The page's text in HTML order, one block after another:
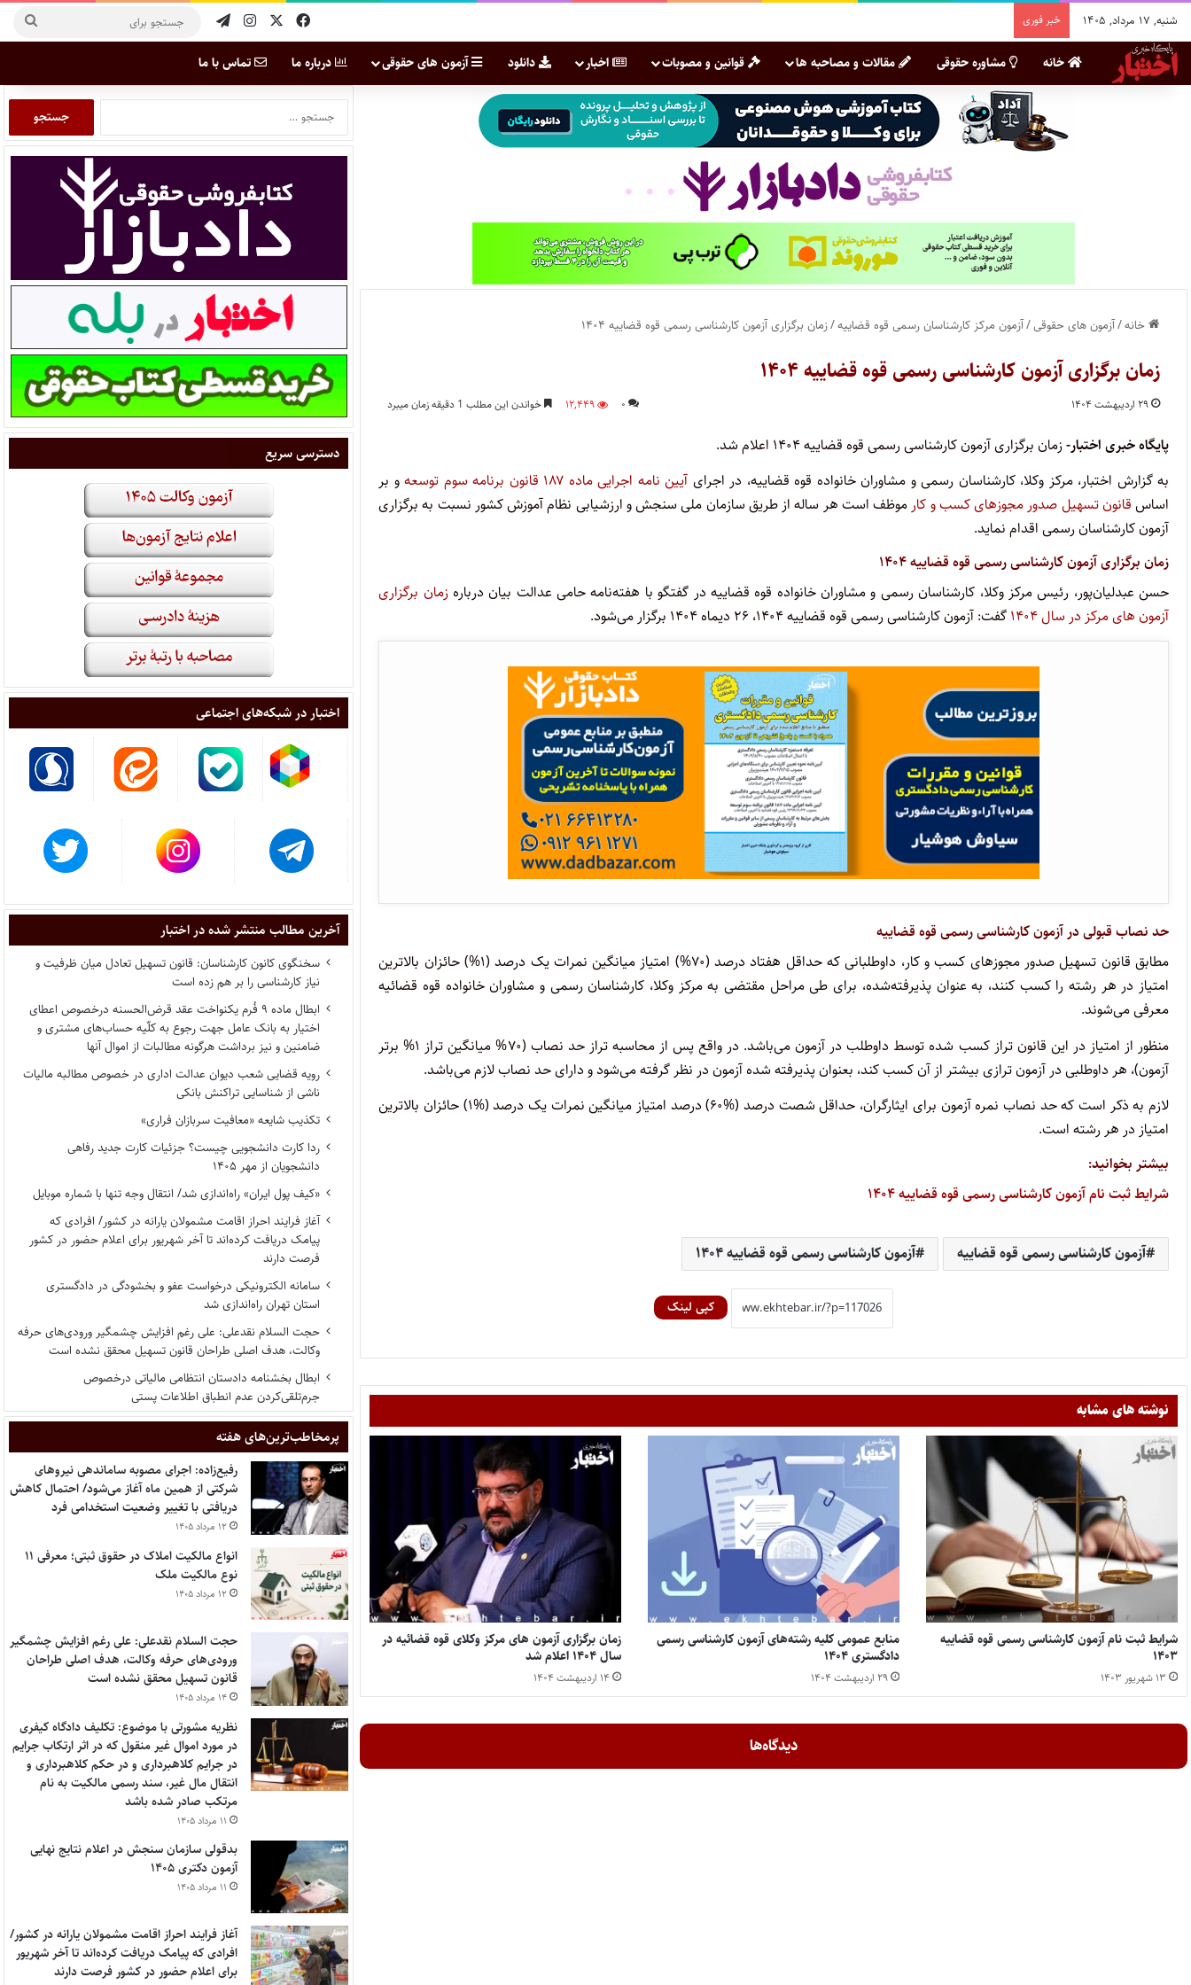
شنبه, ۱۷ مرداد, ۱۴۰۵ خبر فوری
خانه مشاوره حقوقی مقالات و مصاحبه ها قوانین و مصوبات اخبار دانلود آزمون های حقوقی درباره ما تماس با ما
خانه/آزمون های حقوقی/آزمون مرکز کارشناسان رسمی قوه قضاییه/زمان برگزاری آزمون کارشناسی رسمی قوه قضاییه ۱۴۰۴
زمان برگزاری آزمون کارشناسی رسمی قوه قضاییه ۱۴۰۴
۲۹ اردیبهشت ۱۴۰۴ ۰ ۱۲,۴۴۹ خواندن این مطلب 1 دقیقه زمان میبرد
پایگاه خبری اختبار-زمان برگزاری آزمون کارشناسی رسمی قوه قضاییه ۱۴۰۴ اعلام شد.
به گزارش اختبار، مرکز وکلا، کارشناسان رسمی و مشاوران خانواده قوه قضاییه، در اجرای آیین نامه اجرایی ماده ۱۸۷ قانون برنامه سوم توسعه
و بر
اساس قانون تسهیل صدور مجوزهای کسب و کار موظف است هر ساله از طریق سازمان ملی سنجش و ارزشیابی نظام آموزش کشور نسبت به برگزاری
آزمون کارشناسان رسمی اقدام نماید.
زمان برگزاری آزمون کارشناسی رسمی قوه قضاییه ۱۴۰۴
حسن عبدلیان‌پور، رئیس مرکز وکلا، کارشناسان رسمی و مشاوران خانواده قوه قضاییه در گفتگو با هفته‌نامه حامی عدالت بیان دربارهزمان برگزاری
آزمون های مرکز در سال ۱۴۰۴
گفت: آزمون کارشناسی رسمی قوه قضاییه ۱۴۰۴، ۲۶ دیماه ۱۴۰۴ برگزار می‌شود.
حد نصاب قبولی درآزمون کارشناسی رسمی قوه قضاییه
مطابق قانون تسهیل صدور مجوزهای کسب و کار، داوطلبانی که حداقل هفتاد درصد (۷۰%) امتیاز میانگین نمرات یک درصد (۱%) حائزان بالاترین
امتیاز در هر رشته را کسب کنند، به عنوان پذیرفته‌شده، برای طی مراحل مقتضی به مرکز وکلا، کارشناسان رسمی و مشاوران خانواده قوه قضائیه
معرفی می‌شوند.
منظور از امتیاز در این قانون تراز کسب شده توسط داوطلب در آزمون می‌باشد. در واقع پس از محاسبه تراز حد نصاب (۷۰% میانگین تراز ۱% برتر
آزمون)، هر داوطلبی در آزمون ترازی بیشتر از آن کسب کند، بعنوان پذیرفته شده آزمون در نظر گرفته می‌شود و دارای حد نصاب لازم می‌باشد.
لازم به ذکر است که حد نصاب نمره آزمون برای ایثارگران، حداقل شصت درصد (%۶۰) درصد امتیاز میانگین نمرات یک درصد (%۱) حائزان بالاترین
امتیاز در هر رشته است.
بیشتر بخوانید:
شرایط ثبت نام آزمون کارشناسی رسمی قوه قضاییه ۱۴۰۴
آزمون کارشناسی رسمی قوه قضاییه آزمون کارشناسی رسمی قوه قضاییه ۱۴۰۴
کپی لینک
نوشته های مشابه
شرایط ثبت نام آزمون کارشناسی رسمی قوه قضاییه
۱۴۰۳
۱۳ شهریور ۱۴۰۳
منابع عمومی کلیه رشته‌های آزمون کارشناسی رسمی
دادگستری ۱۴۰۴
۲۹ اردیبهشت ۱۴۰۴
زمان برگزاری آزمون های مرکز وکلای قوه قضائیه در
سال ۱۴۰۴ اعلام شد
۱۴ اردیبهشت ۱۴۰۴
دیدگاه‌ها
دسترسی سریع
اختبار در شبکه‌های اجتماعی
آخرین مطالب منتشر شده در اختبار
سخنگوی کانون کارشناسان: قانون تسهیل تعادل میان ظرفیت و
نیاز کارشناسی را بر هم زده است
ابطال ماده ۹ فُرم یکنواخت عقد قرض‌الحسنه درخصوص اعطای
اختیار به بانک عامل جهت رجوع به کلّیه حساب‌های مشتری و
ضامنین و نیز برداشت هرگونه مطالبات از اموال آنها
رویه قضایی شعب دیوان عدالت اداری در خصوص مطالبه مالیات
ناشی از شناسایی تراکنش بانکی
تکذیب شایعه «معافیت سربازان فراری»
ردا کارت دانشجویی چیست؟ جزئیات کارت جدید رفاهی
دانشجویان از مهر ۱۴۰۵
«کیف پول ایران» راه‌اندازی شد/ انتقال وجه تنها با شماره موبایل
آغاز فرایند احراز اقامت مشمولان یارانه در کشور/ افرادی که
پیامک دریافت کرده‌اند تا آخر شهریور برای اعلام حضور در کشور
فرصت دارند
سامانه الکترونیکی درخواست عفو و بخشودگی در دادگستری
استان تهران راه‌اندازی شد
حجت السلام نقدعلی: علی رغم افزایش چشمگیر ورودی‌های حرفه
وکالت، هدف اصلی طراحان قانون تسهیل محقق نشده است
ابطال بخشنامه دادستان انتظامی مالیاتی درخصوص
جرم‌تلقی‌کردن عدم انطباق اطلاعات پستی
پر‌مخاطب‌ترین‌های هفته
رفیع‌زاده: اجرای مصوبه ساماندهی نیروهای
شرکتی از همین ماه آغاز می‌شود/ احتمال کاهش
دریافتی با تغییر وضعیت استخدامی فرد
۱۲ مرداد ۱۴۰۵
انواع مالکیت املاک در حقوق ثبتی؛ معرفی ۱۱
نوع مالکیت ملک
۱۲ مرداد ۱۴۰۵
حجت السلام نقدعلی: علی رغم افزایش چشمگیر
ورودی‌های حرفه وکالت، هدف اصلی طراحان
قانون تسهیل محقق نشده است
۱۴ مرداد ۱۴۰۵
نظریه مشورتی با موضوع: تکلیف دادگاه کیفری
در مورد اموال غیر منقول که در اثر ارتکاب جرایم
در جرایم کلاهبرداری و در حکم کلاهبرداری و
انتقال مال غیر، سند رسمی مالکیت به نام
مرتکب صادر شده باشد
۱۱ مرداد ۱۴۰۵
بدقولی سازمان سنجش در اعلام نتایج نهایی
آزمون دکتری ۱۴۰۵
۱۱ مرداد ۱۴۰۵
آغاز فرایند احراز اقامت مشمولان یارانه در کشور/
افرادی که پیامک دریافت کرده‌اند تا آخر شهریور
برای اعلام حضور در کشور فرصت دارند